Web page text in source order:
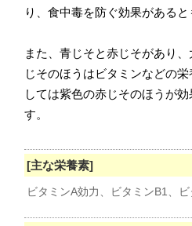
り、 食中毒を防ぐ効果があると
また、青じそと赤じそがあり
じそのほうはビタミンなどの
しては紫色の赤じそのほうが
す。
[主な栄養素]
ビタミンA効力、ビタミンB1、